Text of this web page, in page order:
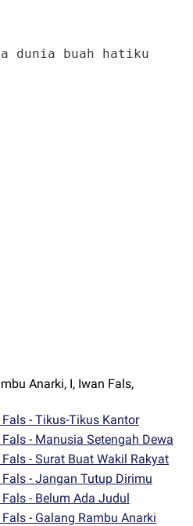
dunia buah hatiku
Anarki, I, Iwan Fals,
- Tikus-Tikus Kantor
- Manusia Setengah Dewa
- Surat Buat Wakil Rakyat
- Jangan Tutup Dirimu
- Belum Ada Judul
- Galang Rambu Anarki